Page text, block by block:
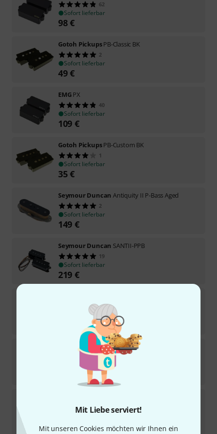
Mit Liebe serviert!
Mit unseren Cookies möchten wir Ihnen ein
62
Sofort lieferbar
98€
Gotoh PickupsPB-Classic BK
2
Sofort lieferbar
49€
EMGPX
40
Sofort lieferbar
109 €
Gotoh PickupsPB-Custom BK
1
Sofort lieferbar
35€
Seymour Duncan Antiquity II P-Bass Aged
2
Sofort lieferbar
149 €
Seymour Duncan SANTII-PPB
19
Sofort lieferbar
219 €
23
Sofort lieferbar
Seymour DuncanSCPB-2 Hot Single Coil BK
Sofort lieferbar
5
99€